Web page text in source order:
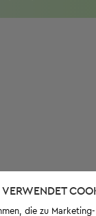
VERWENDET
die zu